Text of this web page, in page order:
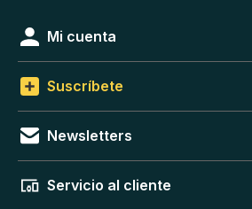
Mi cuenta
Suscríbete
Newsletters
Servicio al cliente